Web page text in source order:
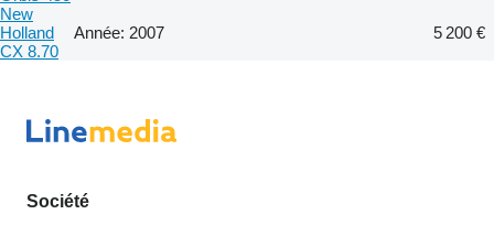
New
Holland
CX 8.70
Année: 2007 5 200 €
Société